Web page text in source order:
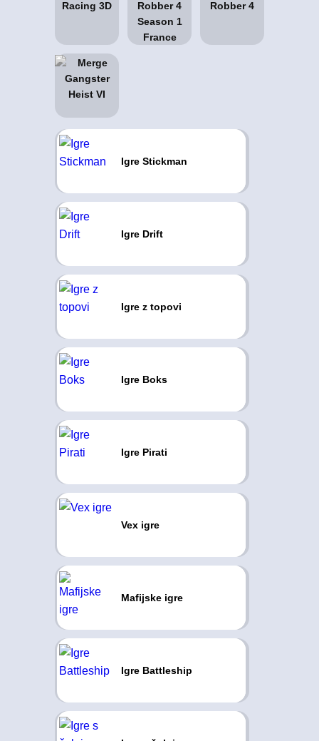
Igre Stickman
Igre Drift
Igre z topovi
Igre Boks
Igre Pirati
Vex igre
Mafijske igre
Igre Battleship